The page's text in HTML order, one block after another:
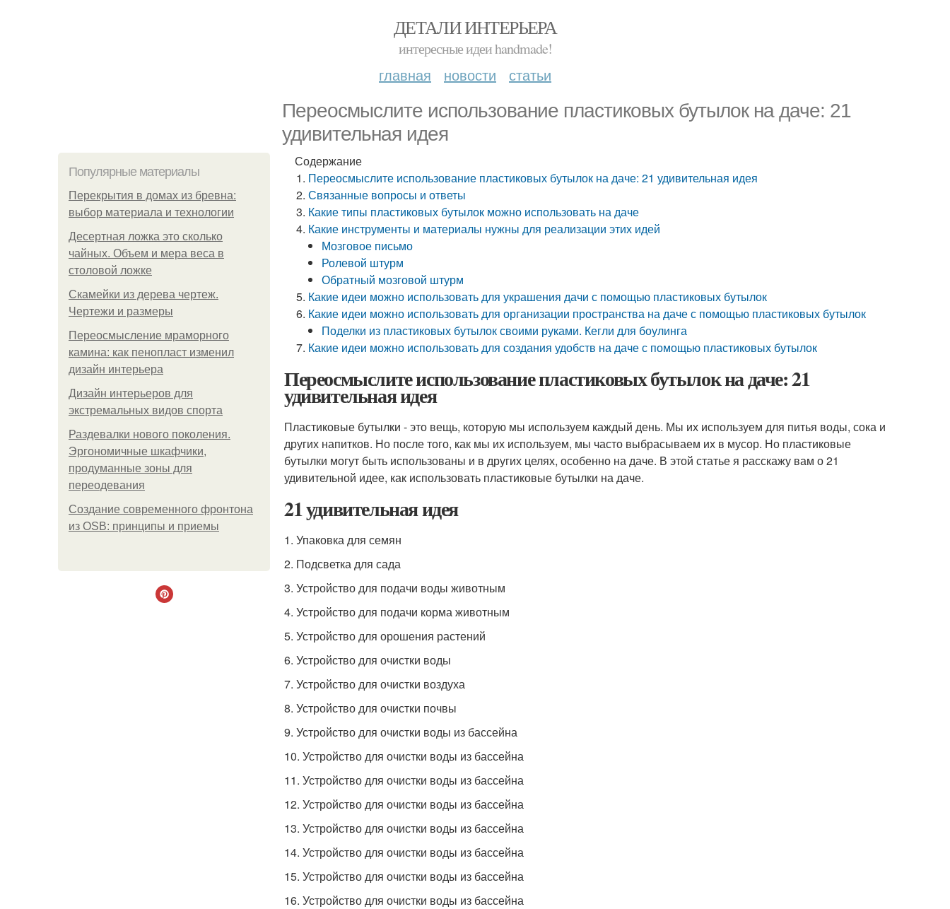
ДЕТАЛИ ИНТЕРЬЕРА
интересные идеи handmade!
главная новости статьи
Переосмыслите использование пластиковых бутылок на даче: 21
удивительная идея
Популярные материалы
Перекрытия в домах из бревна:
выбор материала и технологии
Десертная ложка это сколько
чайных. Объем и мера веса в
столовой ложке
Скамейки из дерева чертеж.
Чертежи и размеры
Переосмысление мраморного
камина: как пенопласт изменил
дизайн интерьера
Дизайн интерьеров для
экстремальных видов спорта
Раздевалки нового поколения.
Эргономичные шкафчики,
продуманные зоны для
переодевания
Создание современного фронтона
из OSB: принципы и приемы
Содержание
Переосмыслите использование пластиковых бутылок на даче: 21 удивительная идея
Связанные вопросы и ответы
Какие типы пластиковых бутылок можно использовать на даче
Какие инструменты и материалы нужны для реализации этих идей
Мозговое письмо
Ролевой штурм
Обратный мозговой штурм
Какие идеи можно использовать для украшения дачи с помощью пластиковых бутылок
Какие идеи можно использовать для организации пространства на даче с помощью пластиковых бутылок
Поделки из пластиковых бутылок своими руками. Кегли для боулинга
Какие идеи можно использовать для создания удобств на даче с помощью пластиковых бутылок
Переосмыслите использование пластиковых бутылок на даче: 21
удивительная идея
Пластиковые бутылки - это вещь, которую мы используем каждый день. Мы их используем для питья воды, сока и
других напитков. Но после того, как мы их используем, мы часто выбрасываем их в мусор. Но пластиковые
бутылки могут быть использованы и в других целях, особенно на даче. В этой статье я расскажу вам о 21
удивительной идее, как использовать пластиковые бутылки на даче.
21 удивительная идея
1. Упаковка для семян
2. Подсветка для сада
3. Устройство для подачи воды животным
4. Устройство для подачи корма животным
5. Устройство для орошения растений
6. Устройство для очистки воды
7. Устройство для очистки воздуха
8. Устройство для очистки почвы
9. Устройство для очистки воды из бассейна
10. Устройство для очистки воды из бассейна
11. Устройство для очистки воды из бассейна
12. Устройство для очистки воды из бассейна
13. Устройство для очистки воды из бассейна
14. Устройство для очистки воды из бассейна
15. Устройство для очистки воды из бассейна
16. Устройство для очистки воды из бассейна